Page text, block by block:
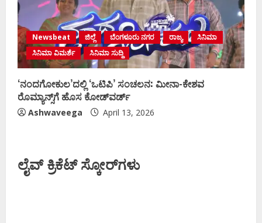
Newsbeat ಜಿಲ್ಲೆ ಬೆಂಗಳೂರು ನಗರ ರಾಜ್ಯ
ಸಿನಿಮಾ
ಸಿನಿಮಾ ವಿಮರ್ಶೆ
ಸಿನಿಮಾ ಸುದ್ದಿ
‘ನಂದಗೋಕುಲ’ದಲ್ಲಿ ‘ಒಟಿಪಿ’ ಸಂಚಲನ: ಮೀನಾ-ಕೇಶವ
ರೊಮ್ಯಾನ್ಸ್‌ಗೆ ಹೊಸ ಕೋಡ್‌ವರ್ಡ್
Ashwaveega April 13, 2026
ಲೈವ್ ಕ್ರಿಕೆಟ್ ಸ್ಕೋರ್‌ಗಳು